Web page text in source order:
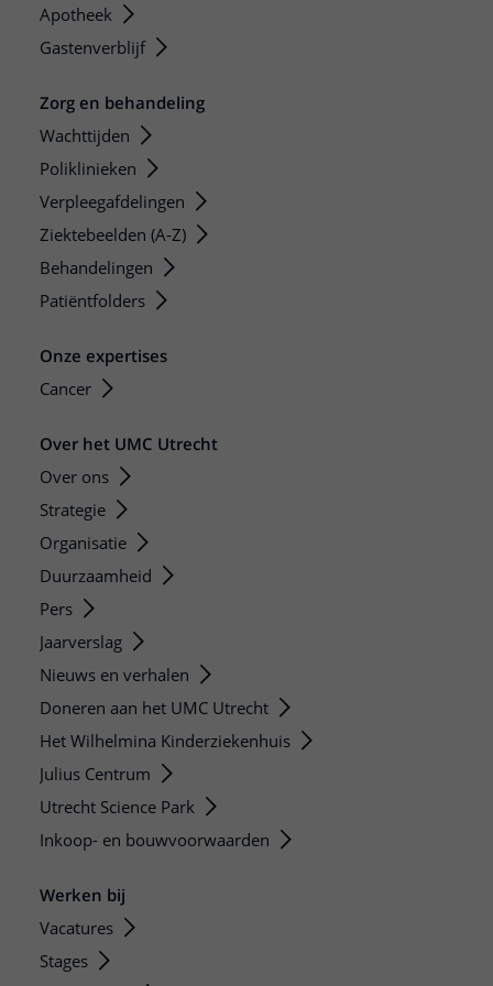
Apotheek
Gastenverblijf
Zorg en behandeling
Wachttijden
Poliklinieken
Verpleegafdelingen
Ziektebeelden (A-Z)
Behandelingen
Patiëntfolders
Onze expertises
Cancer
Over het UMC Utrecht
Over ons
Strategie
Organisatie
Duurzaamheid
Pers
Jaarverslag
Nieuws en verhalen
Doneren aan het UMC Utrecht
Het Wilhelmina Kinderziekenhuis
Julius Centrum
Utrecht Science Park
Inkoop- en bouwvoorwaarden
Werken bij
Vacatures
Stages